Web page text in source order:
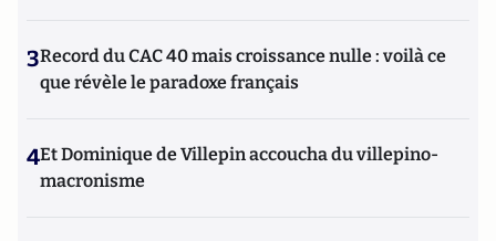
3Record du CAC 40 mais croissance nulle : voilà ce
que révèle le paradoxe français
4Et Dominique de Villepin accoucha du villepino-
macronisme